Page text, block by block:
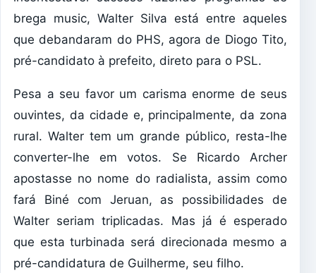
brega music, Walter Silva está entre aqueles
que debandaram do PHS, agora de Diogo Tito,
pré-candidato à prefeito, direto para o PSL.
Pesa a seu favor um carisma enorme de seus
ouvintes, da cidade e, principalmente, da zona
rural. Walter tem um grande público, resta-lhe
converter-lhe em votos. Se Ricardo Archer
apostasse no nome do radialista, assim como
fará Biné com Jeruan, as possibilidades de
Walter seriam triplicadas. Mas já é esperado
que esta turbinada será direcionada mesmo a
pré-candidatura de Guilherme, seu filho.